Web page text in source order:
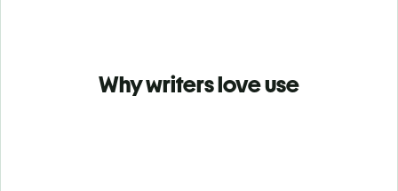
Why writers love use